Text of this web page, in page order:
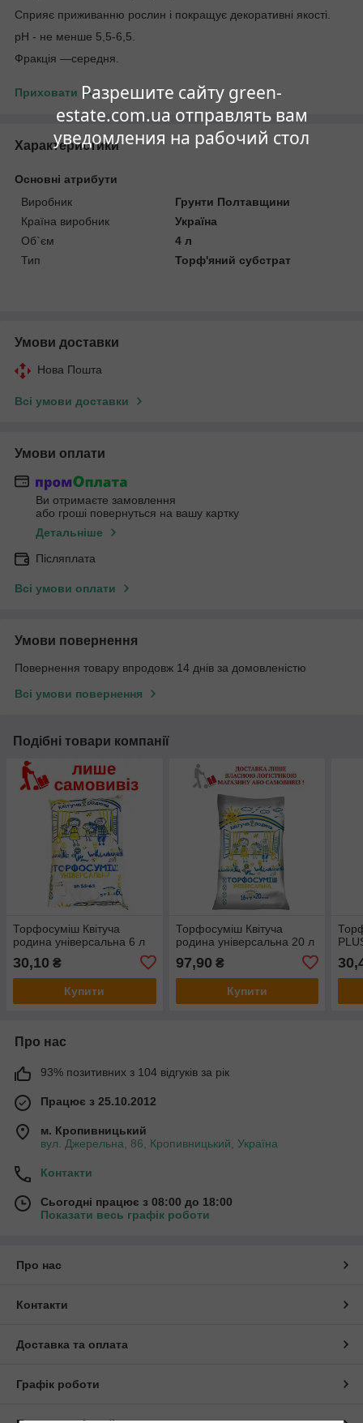
Разрешите сайту green-
estate.com.ua отправлять вам
уведомления на рабочий стол
Сприяє приживанню рослин і покращує декоративні якості.
pH - не менше 5,5-6,5.
Фракція —середня.
Приховати
Характеристики
Основні атрибути
Виробник
Грунти Полтавщини
Країна виробник
Україна
Об`єм
4 л
Тип
Торф'яний субстрат
Умови доставки
Нова Пошта
Всі умови доставки
Умови оплати
Ви отримаєте замовлення
або гроші повернуться на вашу картку
Детальніше
Післяплата
Всі умови оплати
Умови повернення
Повернення товару впродовж 14 днів за домовленістю
Всі умови повернення
Подібні товари компанії
Торфосуміш Квітуча
родина універсальна 6 л
30,10 ₴
Купити
Торфосуміш Квітуча
родина універсальна 20 л
97,90 ₴
Купити
Про нас
93% позитивних з 104 відгуків за рік
Працює з 25.10.2012
м. Кропивницький
вул. Джерельна, 86, Кропивницький, Україна
Контакти
Сьогодні працює з 08:00 до 18:00
Показати весь графік роботи
Про нас
Контакти
Доставка та оплата
Графік роботи